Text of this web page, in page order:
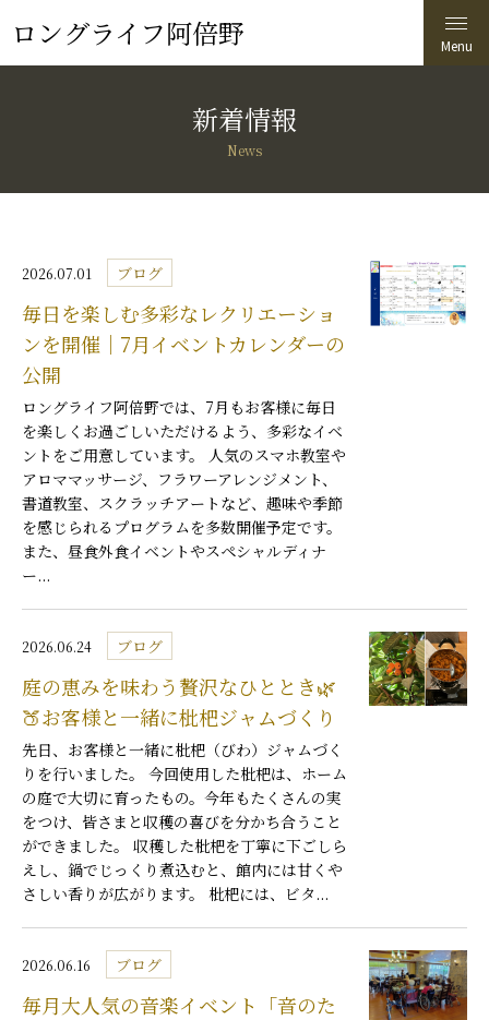
ロングライフ阿倍野
新着情報
News
2026.07.01 ブログ
毎日を楽しむ多彩なレクリエーショ
ンを開催｜7月イベントカレンダーの
公開
ロングライフ阿倍野では、7月もお客様に毎日
を楽しくお過ごしいただけるよう、多彩なイベ
ントをご用意しています。 人気のスマホ教室や
アロママッサージ、フラワーアレンジメント、
書道教室、スクラッチアートなど、趣味や季節
を感じられるプログラムを多数開催予定です。
また、昼食外食イベントやスペシャルディナ
ー...
2026.06.24 ブログ
庭の恵みを味わう贅沢なひととき🌿
🍑お客様と一緒に枇杷ジャムづくり
先日、お客様と一緒に枇杷（びわ）ジャムづく
りを行いました。 今回使用した枇杷は、ホーム
の庭で大切に育ったもの。今年もたくさんの実
をつけ、皆さまと収穫の喜びを分かち合うこと
ができました。 収穫した枇杷を丁寧に下ごしら
えし、鍋でじっくり煮込むと、館内には甘くや
さしい香りが広がります。 枇杷には、ビタ...
2026.06.16 ブログ
毎月大人気の音楽イベント「音のた